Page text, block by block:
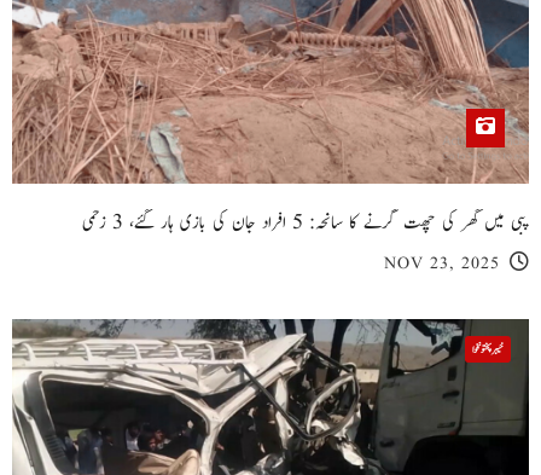
پبی میں گھر کی چھت گرنے کا سانحہ: 5 افراد جان کی بازی ہار گئے، 3 زخمی
NOV 23, 2025
خیبر پختونخوا